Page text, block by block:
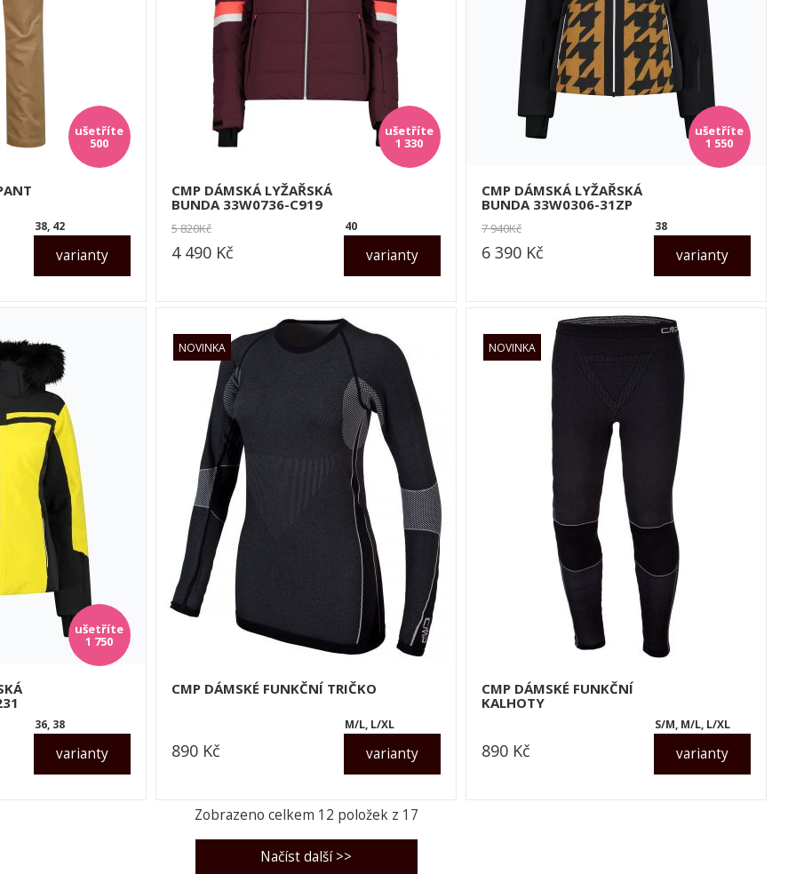
varianty
38, 42
500
CMP DÁMSKÁ LYŽAŘSKÁ
BUNDA 33W0736-C919
varianty
40
4 490 Kč
1 330
5 820Kč
CMP DÁMSKÁ LYŽAŘSKÁ
BUNDA 33W0306-31ZP
varianty
38
6 390 Kč
1 550
7 940Kč
varianty
36, 38
1 750
CMP DÁMSKÉ FUNKČNÍ TRIČKO
varianty
M/L, L/XL
890 Kč
CMP DÁMSKÉ FUNKČNÍ
KALHOTY
varianty
S/M, M/L, L/XL
890 Kč
Zobrazeno celkem 12 položek z 17